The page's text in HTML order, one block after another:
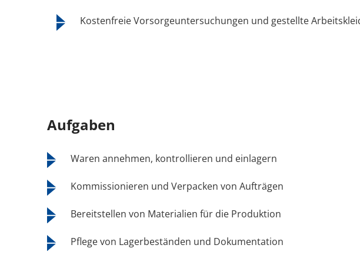
Kostenfreie Vorsorgeuntersuchungen und gestellte
Aufgaben
Waren annehmen, kontrollieren und einlagern
Kommissionieren und Verpacken von Aufträgen
Bereitstellen von Materialien für die Produktion
Pflege von Lagerbeständen und Dokumentation